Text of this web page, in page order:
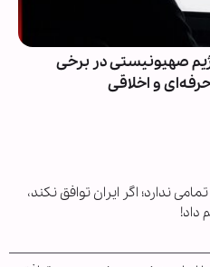
صهیونیستی در برخی
و اخلاقی
ندارد؛ اگر ایران توافق نکند،
داد!